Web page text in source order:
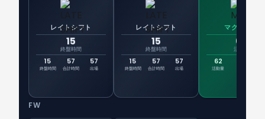
レイトシフト
15
終盤時間
15
終盤時間
57
合計時間
57
出場
レイトシフト
15
終盤時間
15
終盤時間
57
合計時間
57
出場
マグネット
62
活動量
62
活動量
FW